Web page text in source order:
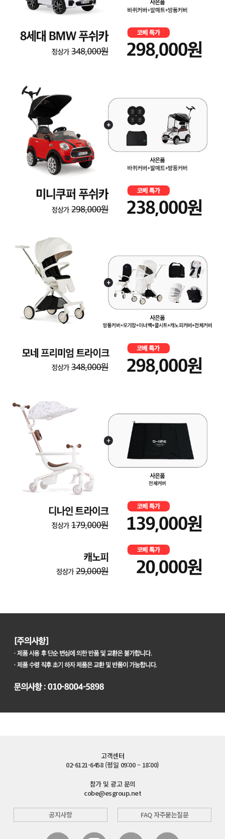
고객센터
02-6121-6458 (평일 09:00 – 18:00)
참가 및 광고 문의
cobe@esgroup.net
공지사항 FAQ 자주묻는질문